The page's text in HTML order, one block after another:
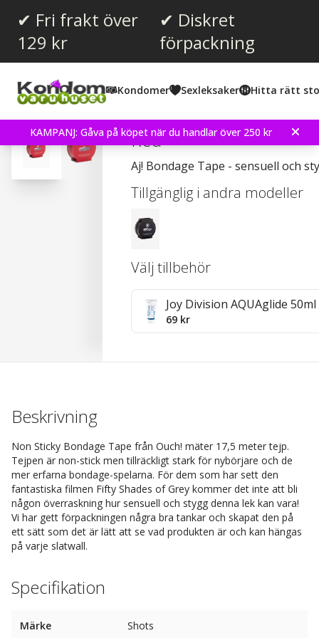
✔ Fri frakt över
129 kr
✔ Diskret
förpackning
Kondomer Sexleksaker Hitta rätt
KAMPANJ: Gåva på köpet när du handlar över 250 kr
Snittbetyg:
4.0 röster:
2
Non Sticky Bondage
Red
Aj! Bondage Tape - sensuell och
Tillgänglig i andra modeller
Välj tillbehör
Joy Division AQUAglide
69 kr
Beskrivning
Non Sticky Bondage Tape från Ouch! mäter 17,5 meter tejp.
Tejpen är non-stick men tillräckligt stark för nybörjare och de
mer erfarna bondage-spelarna. För dem som har sett den
fantastiska filmen Fifty Shades of Grey kommer det inte att bli
någon överraskning hur sensuell och stygg denna lek kan vara!
Vi har gett förpackningen några bra tankar och skapat den på
ett sätt som det är lätt att se vad produkten är och kan hängas
på varje slatwall.
Specifikation
Märke Shots